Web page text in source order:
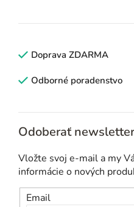
Doprava ZDARMA
Odborné poradenstvo
Odoberať newsletter
Vložte svoj e-mail a my
informácie o nových
Email